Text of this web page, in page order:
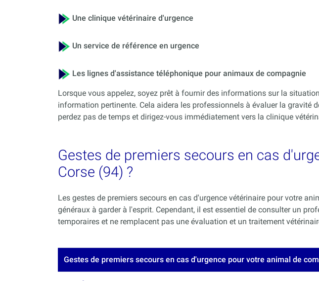
Une clinique vétérinaire d'urgence
Un service de référence en urgence
Les lignes d'assistance téléphonique pour animaux de compagnie
Lorsque vous appelez, soyez prêt à fournir des informations sur la
information pertinente. Cela aidera les professionnels à évaluer la gravité
perdez pas de temps et dirigez-vous immédiatement vers la clinique
Gestes de premiers secours en cas
Corse (94) ?
Les gestes de premiers secours en cas d'urgence vétérinaire pour votre
généraux à garder à l'esprit. Cependant, il est essentiel de consulter un
temporaires et ne remplacent pas une évaluation et un traitement
Gestes de premiers secours en cas d'urgence pour votre animal de